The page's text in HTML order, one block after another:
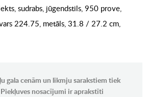
sudrabs, jūgendstils, 950 prove,
224.75, metāls, 31.8 / 27.2 cm,
gala cenām un likmju sarakstiem tiek
nosacījumi ir aprakstīti